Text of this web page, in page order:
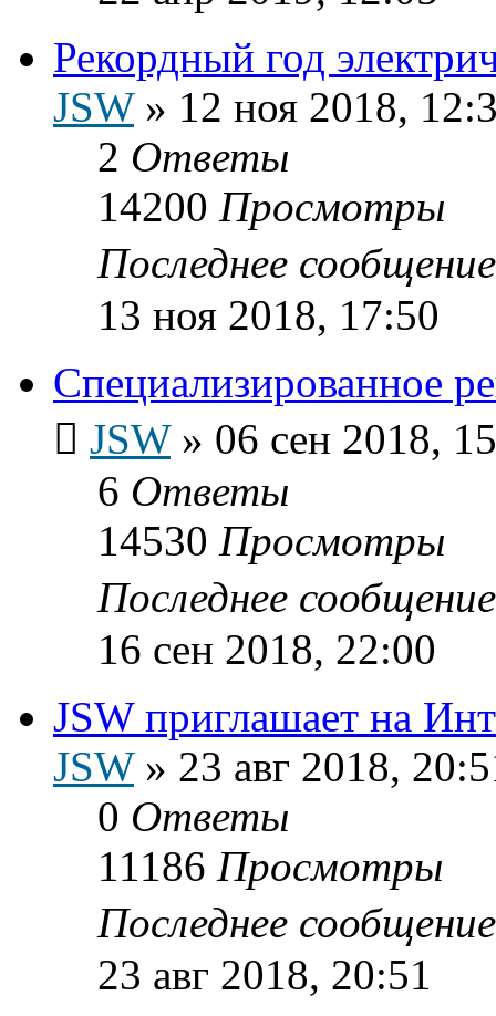
Рекордный год
JSW» 12 ноя 2018,
2 Ответы
14200 Просмотры
Последнее
13 ноя 2018, 17:50
Специализированное
JSW» 06 сен 2018,
6 Ответы
14530 Просмотры
Последнее
16 сен 2018, 22:00
JSW приглашает на
JSW» 23 авг 2018,
0 Ответы
11186 Просмотры
Последнее
23 авг 2018, 20:51